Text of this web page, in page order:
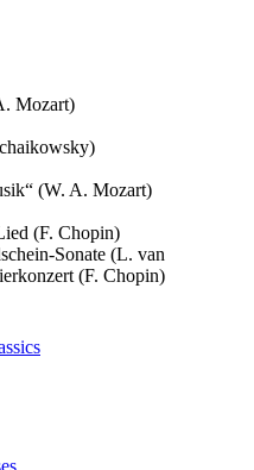
Mozart)
(W. A. Mozart)
(F. Chopin)
Sonate (L. van
(F. Chopin)